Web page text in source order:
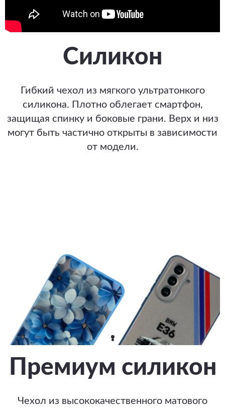
Силикон
Гибкий чехол из мягкого ультратонкого
силикона. Плотно облегает смартфон,
защищая спинку и боковые грани. Верх и низ
могут быть частично открыты в зависимости
от модели.
Премиум силикон
Чехол из высококачественного матового